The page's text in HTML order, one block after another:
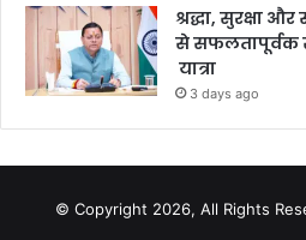
श्रद्धा, सुरक्षा
से सफलतापूर्वक
यात्रा
3 days ago
© Copyright 2026, All Rights